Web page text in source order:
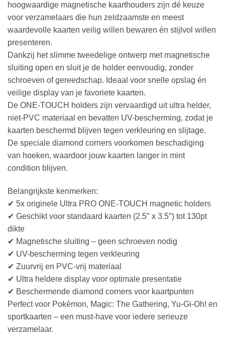
hoogwaardige magnetische kaarthouders zijn dé keuze
voor verzamelaars die hun zeldzaamste en meest
waardevolle kaarten veilig willen bewaren én stijlvol willen
presenteren.
Dankzij het slimme tweedelige ontwerp met magnetische
sluiting open en sluit je de holder eenvoudig, zonder
schroeven of gereedschap. Ideaal voor snelle opslag én
veilige display van je favoriete kaarten.
De ONE-TOUCH holders zijn vervaardigd uit ultra helder,
niet-PVC materiaal en bevatten UV-bescherming, zodat je
kaarten beschermd blijven tegen verkleuring en slijtage.
De speciale diamond corners voorkomen beschadiging
van hoeken, waardoor jouw kaarten langer in mint
condition blijven.
Belangrijkste kenmerken:
✔ 5x originele Ultra PRO ONE-TOUCH magnetic holders
✔ Geschikt voor standaard kaarten (2.5″ x 3.5″) tot 130pt
dikte
✔ Magnetische sluiting – geen schroeven nodig
✔ UV-bescherming tegen verkleuring
✔ Zuurvrij en PVC-vrij materiaal
✔ Ultra heldere display voor optimale presentatie
✔ Beschermende diamond corners voor kaartpunten
Perfect voor Pokémon, Magic: The Gathering, Yu-Gi-Oh! en
sportkaarten – een must-have voor iedere serieuze
verzamelaar.